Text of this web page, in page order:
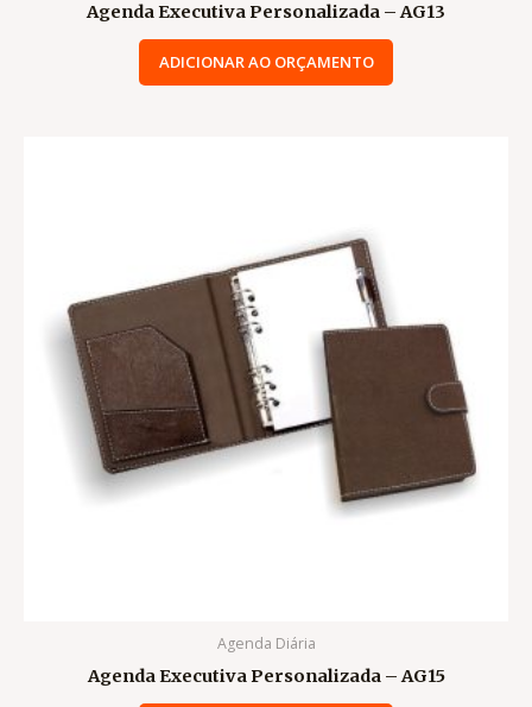
Agenda Executiva Personalizada – AG13
ADICIONAR AO ORÇAMENTO
Agenda Diária
Agenda Executiva Personalizada – AG15